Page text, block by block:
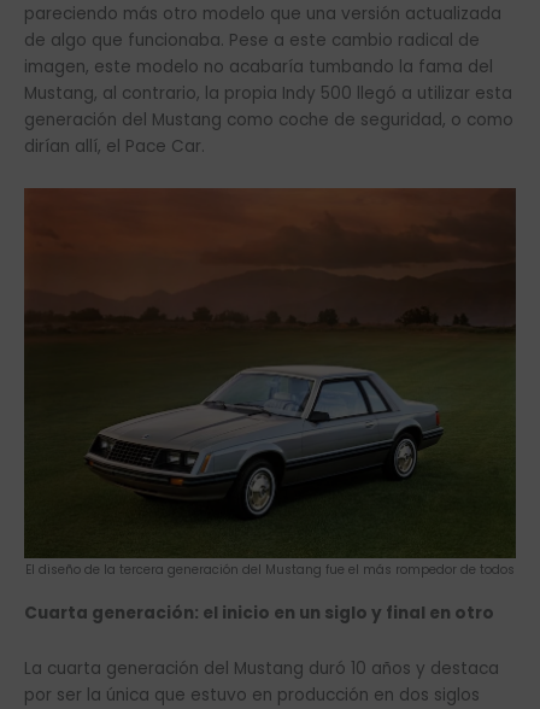
pareciendo más otro modelo que una versión actualizada
de algo que funcionaba. Pese a este cambio radical de
imagen, este modelo no acabaría tumbando la fama del
Mustang, al contrario, la propia Indy 500 llegó a utilizar esta
generación del Mustang como coche de seguridad, o como
dirían allí, el Pace Car.
El diseño de la tercera generación del Mustang fue el más rompedor de todos
Cuarta generación: el inicio en un siglo y final en otro
La cuarta generación del Mustang duró 10 años y destaca
por ser la única que estuvo en producción en dos siglos